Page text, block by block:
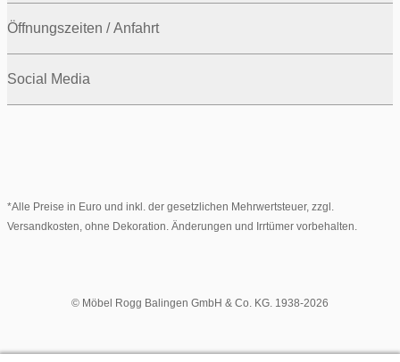
Öffnungszeiten / Anfahrt
Social Media
*Alle Preise in Euro und inkl. der gesetzlichen Mehrwertsteuer, zzgl.
Versandkosten, ohne Dekoration. Änderungen und Irrtümer vorbehalten.
© Möbel Rogg Balingen GmbH & Co. KG. 1938-2026